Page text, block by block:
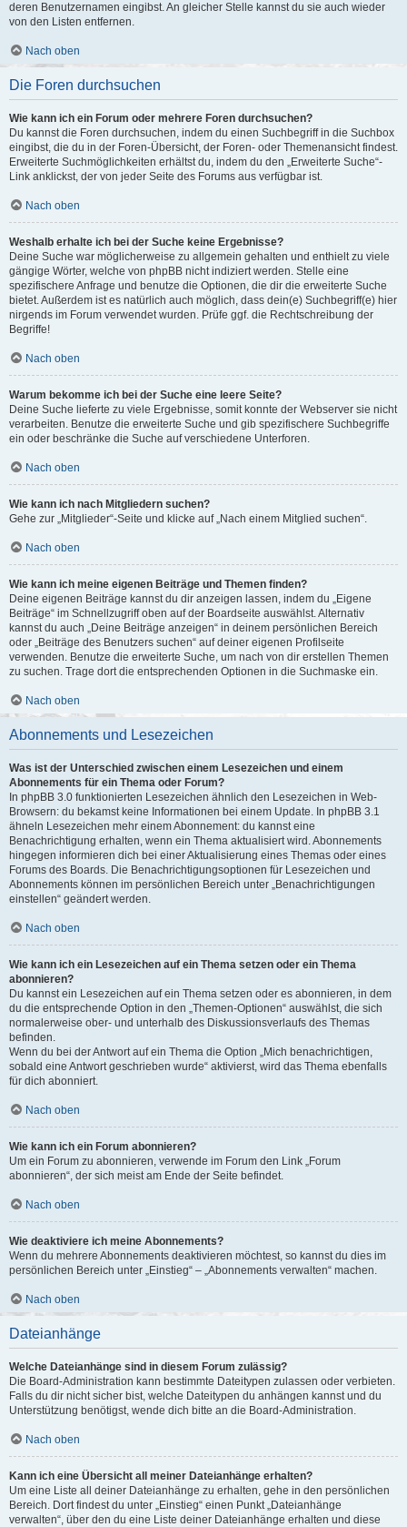
deren Benutzernamen eingibst. An gleicher Stelle kannst du sie auch wieder
von den Listen entfernen.
Nach oben
Die Foren durchsuchen
Wie kann ich ein Forum oder mehrere Foren durchsuchen?
Du kannst die Foren durchsuchen, indem du einen Suchbegriff in die Suchbox
eingibst, die du in der Foren-Übersicht, der Foren- oder Themenansicht findest.
Erweiterte Suchmöglichkeiten erhältst du, indem du den „Erweiterte Suche“-
Link anklickst, der von jeder Seite des Forums aus verfügbar ist.
Nach oben
Weshalb erhalte ich bei der Suche keine Ergebnisse?
Deine Suche war möglicherweise zu allgemein gehalten und enthielt zu viele
gängige Wörter, welche von phpBB nicht indiziert werden. Stelle eine
spezifischere Anfrage und benutze die Optionen, die dir die erweiterte Suche
bietet. Außerdem ist es natürlich auch möglich, dass dein(e) Suchbegriff(e) hier
nirgends im Forum verwendet wurden. Prüfe ggf. die Rechtschreibung der
Begriffe!
Nach oben
Warum bekomme ich bei der Suche eine leere Seite?
Deine Suche lieferte zu viele Ergebnisse, somit konnte der Webserver sie nicht
verarbeiten. Benutze die erweiterte Suche und gib spezifischere Suchbegriffe
ein oder beschränke die Suche auf verschiedene Unterforen.
Nach oben
Wie kann ich nach Mitgliedern suchen?
Gehe zur „Mitglieder“-Seite und klicke auf „Nach einem Mitglied suchen“.
Nach oben
Wie kann ich meine eigenen Beiträge und Themen finden?
Deine eigenen Beiträge kannst du dir anzeigen lassen, indem du „Eigene
Beiträge“ im Schnellzugriff oben auf der Boardseite auswählst. Alternativ
kannst du auch „Deine Beiträge anzeigen“ in deinem persönlichen Bereich
oder „Beiträge des Benutzers suchen“ auf deiner eigenen Profilseite
verwenden. Benutze die erweiterte Suche, um nach von dir erstellen Themen
zu suchen. Trage dort die entsprechenden Optionen in die Suchmaske ein.
Nach oben
Abonnements und Lesezeichen
Was ist der Unterschied zwischen einem Lesezeichen und einem
Abonnements für ein Thema oder Forum?
In phpBB 3.0 funktionierten Lesezeichen ähnlich den Lesezeichen in Web-
Browsern: du bekamst keine Informationen bei einem Update. In phpBB 3.1
ähneln Lesezeichen mehr einem Abonnement: du kannst eine
Benachrichtigung erhalten, wenn ein Thema aktualisiert wird. Abonnements
hingegen informieren dich bei einer Aktualisierung eines Themas oder eines
Forums des Boards. Die Benachrichtigungsoptionen für Lesezeichen und
Abonnements können im persönlichen Bereich unter „Benachrichtigungen
einstellen“ geändert werden.
Nach oben
Wie kann ich ein Lesezeichen auf ein Thema setzen oder ein Thema
abonnieren?
Du kannst ein Lesezeichen auf ein Thema setzen oder es abonnieren, in dem
du die entsprechende Option in den „Themen-Optionen“ auswählst, die sich
normalerweise ober- und unterhalb des Diskussionsverlaufs des Themas
befinden.
Wenn du bei der Antwort auf ein Thema die Option „Mich benachrichtigen,
sobald eine Antwort geschrieben wurde“ aktivierst, wird das Thema ebenfalls
für dich abonniert.
Nach oben
Wie kann ich ein Forum abonnieren?
Um ein Forum zu abonnieren, verwende im Forum den Link „Forum
abonnieren“, der sich meist am Ende der Seite befindet.
Nach oben
Wie deaktiviere ich meine Abonnements?
Wenn du mehrere Abonnements deaktivieren möchtest, so kannst du dies im
persönlichen Bereich unter „Einstieg“ – „Abonnements verwalten“ machen.
Nach oben
Dateianhänge
Welche Dateianhänge sind in diesem Forum zulässig?
Die Board-Administration kann bestimmte Dateitypen zulassen oder verbieten.
Falls du dir nicht sicher bist, welche Dateitypen du anhängen kannst und du
Unterstützung benötigst, wende dich bitte an die Board-Administration.
Nach oben
Kann ich eine Übersicht all meiner Dateianhänge erhalten?
Um eine Liste all deiner Dateianhänge zu erhalten, gehe in den persönlichen
Bereich. Dort findest du unter „Einstieg“ einen Punkt „Dateianhänge
verwalten“, über den du eine Liste deiner Dateianhänge erhalten und diese